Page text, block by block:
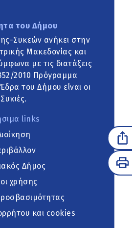
του Δήμου
Συκεών ανήκει στην
Μακεδονίας και
με τις διατάξεις
2010 Πρόγραμμα
του Δήμου είναι οι
Συκιές.
links
Δήμος
χρήσης
και cookies